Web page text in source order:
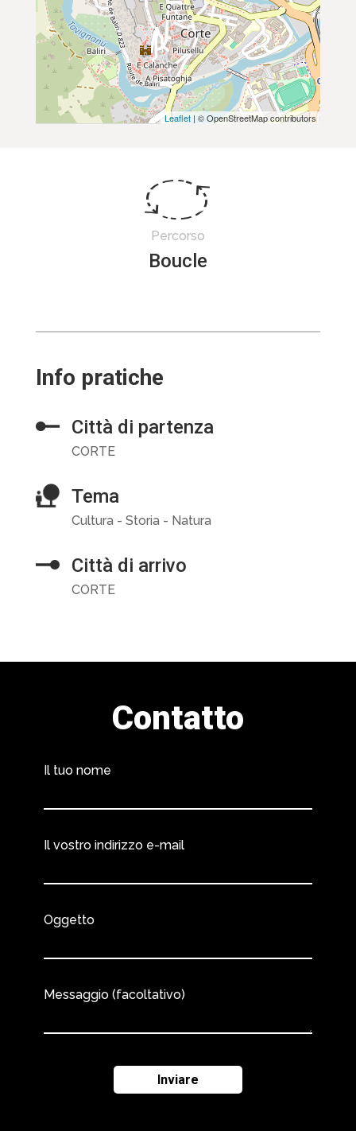
Leaflet | © OpenStreetMap contributors
Percorso
Boucle
Info pratiche
Città di partenza
CORTE
Tema
Cultura - Storia - Natura
Città di arrivo
CORTE
Contatto
Il tuo nome
Il vostro indirizzo e-mail
Oggetto
Messaggio (facoltativo)